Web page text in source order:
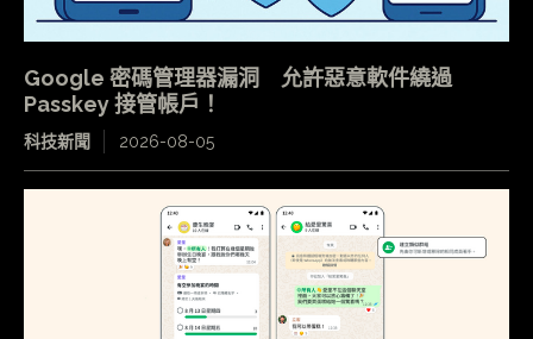
Google 密碼管理器漏洞 允許惡意軟件繞過
Passkey 接管帳戶！
科技新聞 2026-08-05